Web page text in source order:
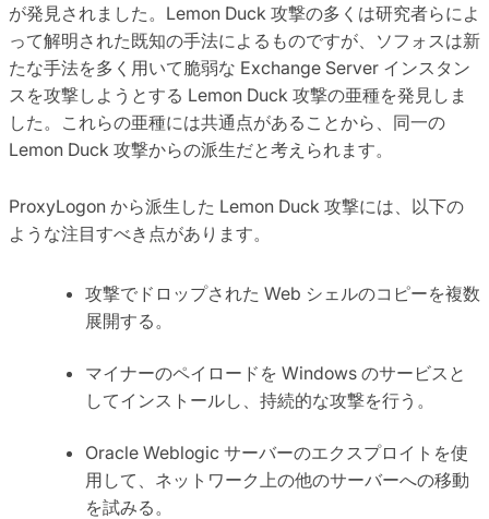
が発見されました。Lemon Duck 攻撃の多くは研究者らによ
って解明された既知の手法によるものですが、ソフォスは新
たな手法を多く用いて脆弱な Exchange Server インスタン
スを攻撃しようとする Lemon Duck 攻撃の亜種を発見しま
した。これらの亜種には共通点があることから、同一の
Lemon Duck 攻撃からの派生だと考えられます。
ProxyLogon から派生した Lemon Duck 攻撃には、以下の
ような注目すべき点があります。
攻撃でドロップされた Web シェルのコピーを複数
展開する。
マイナーのペイロードを Windows のサービスと
してインストールし、持続的な攻撃を行う。
Oracle Weblogic サーバーのエクスプロイトを使
用して、ネットワーク上の他のサーバーへの移動
を試みる。